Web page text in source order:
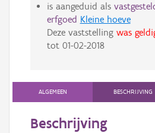
is aangeduid als
erfgoed Kleine hoeve
Deze vaststelling was
tot 01-02-2018
ALGEMEEN BESCHRIJVING
Beschrijving